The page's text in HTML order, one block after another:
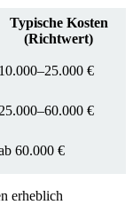
Typische Kosten
(Richtwert)
10.000–25.000 €
25.000–60.000 €
60.000 €
erheblich